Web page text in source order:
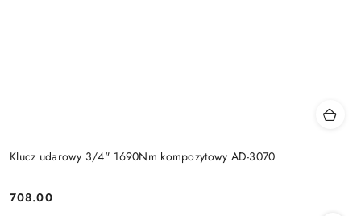
Klucz udarowy 3/4" 1690Nm kompozytowy AD-3070
Cena:
708.00